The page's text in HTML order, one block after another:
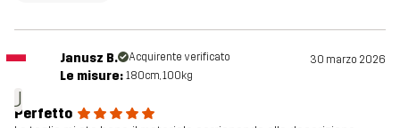
J
Janusz B. Acquirente verificato 30 marzo 2026
Le misure: 180cm, 100kg
Perfetto